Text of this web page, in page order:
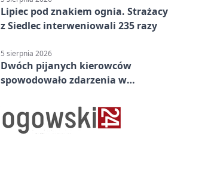
Lipiec pod znakiem ognia. Strażacy
z Siedlec interweniowali 235 razy
5 sierpnia 2026
Dwóch pijanych kierowców
spowodowało zdarzenia w